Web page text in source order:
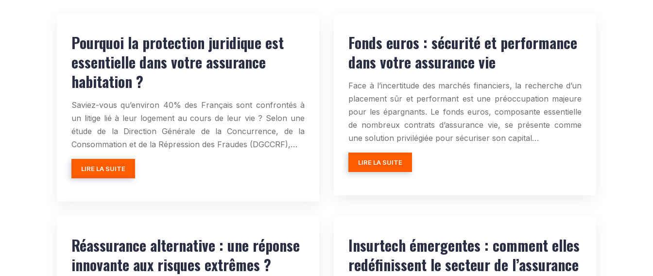
Pourquoi la protection juridique est
essentielle dans votre assurance
habitation ?
Saviez-vous qu’environ 40% des Français sont confrontés à
un litige lié à leur logement au cours de leur vie ? Selon une
étude de la Direction Générale de la Concurrence, de la
Consommation et de la Répression des Fraudes (DGCCRF),…
LIRE LA SUITE
Fonds euros : sécurité et performance
dans votre assurance vie
Face à l’incertitude des marchés financiers, la recherche d’un
placement sûr et performant est une préoccupation majeure
pour les épargnants. Le fonds euros, composante essentielle
de nombreux contrats d’assurance vie, se présente comme
une solution privilégiée pour sécuriser son capital…
LIRE LA SUITE
Réassurance alternative : une réponse
innovante aux risques extrêmes ?
Insurtech émergentes : comment elles
redéfinissent le secteur de l’assurance